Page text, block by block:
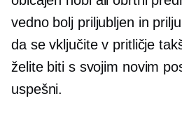
vedno bolj priljubljen in
da se vključite v pritličje
želite biti s svojim novim
uspešni.